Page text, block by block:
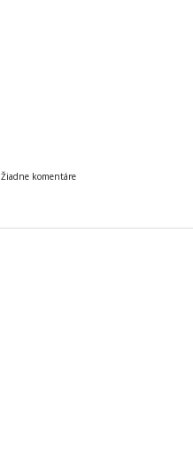
Žiadne komentáre